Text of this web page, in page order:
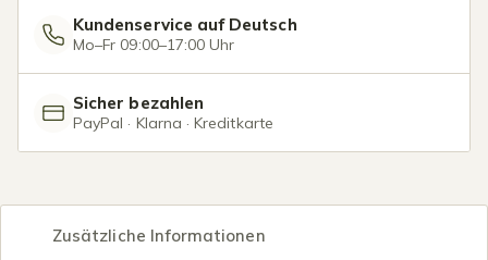
Kundenservice auf Deutsch
Mo–Fr 09:00–17:00 Uhr
Sicher bezahlen
PayPal · Klarna · Kreditkarte
Zusätzliche Informationen